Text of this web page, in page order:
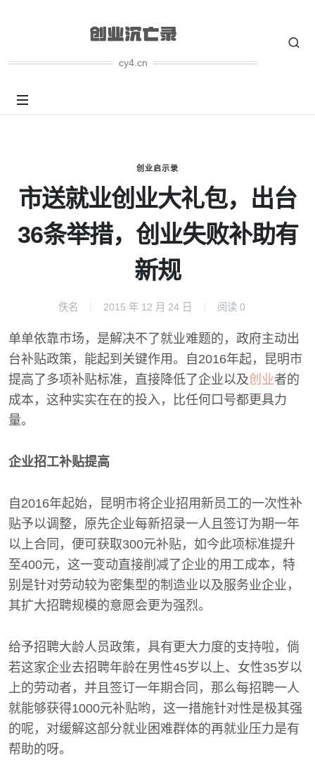
cy4.cn
创业启示录
市送就业创业大礼包，出台
36条举措，创业失败补助有
新规
佚名 2015 年 12 月 24 日 阅读 0
单单依靠市场，是解决不了就业难题的，政府主动出
台补贴政策，能起到关键作用。自2016年起，昆明市
提高了多项补贴标准，直接降低了企业以及创业者的
成本，这种实实在在的投入，比任何口号都更具力
量。
企业招工补贴提高
自2016年起始，昆明市将企业招用新员工的一次性补
贴予以调整，原先企业每新招录一人且签订为期一年
以上合同，便可获取300元补贴，如今此项标准提升
至400元，这一变动直接削减了企业的用工成本，特
别是针对劳动较为密集型的制造业以及服务业企业，
其扩大招聘规模的意愿会更为强烈。
给予招聘大龄人员政策，具有更大力度的支持啦，倘
若这家企业去招聘年龄在男性45岁以上、女性35岁以
上的劳动者，并且签订一年期合同，那么每招聘一人
就能够获得1000元补贴哟，这一措施针对性是极其强
的呢，对缓解这部分就业困难群体的再就业压力是有
帮助的呀。